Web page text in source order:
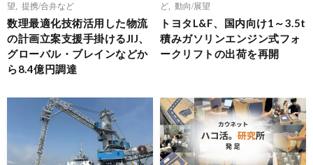
望
提携/合弁など
数理最適化技術活用した物流
の計画立案支援手掛けるJIJ、
グローバル・ブレインなどか
ら8.4億円調達
ど
動向/展望
トヨタL&F、国内向け1～3.5t
積みガソリンエンジン式フォ
ークリフトの出荷を再開